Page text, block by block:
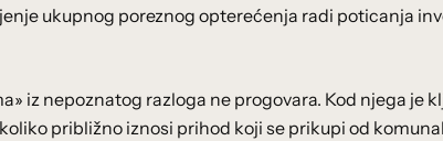
ukupnog poreznog opterećenja radi poticanja
iz nepoznatog razloga ne progovara. Kod njega je
približno iznosi prihod koji se prikupi od